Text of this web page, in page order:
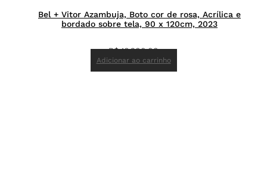
Bel + Vitor Azambuja, Boto cor de rosa, Acrílica e
bordado sobre tela, 90 x 120cm, 2023
R$16.200,00
Adicionar ao carrinho